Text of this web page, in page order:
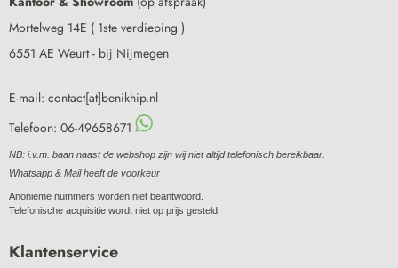
Mortelweg 14E ( 1ste verdieping )
6551 AE Weurt - bij Nijmegen
E-mail: contact[at]benikhip.nl
Telefoon: 06-49658671
NB: i.v.m. baan naast de webshop zijn wij niet altijd telefonisch bereikbaar.
Whatsapp & Mail heeft de voorkeur
Anonieme nummers worden niet beantwoord.
Telefonische acquisitie wordt niet op prijs gesteld
Klantenservice